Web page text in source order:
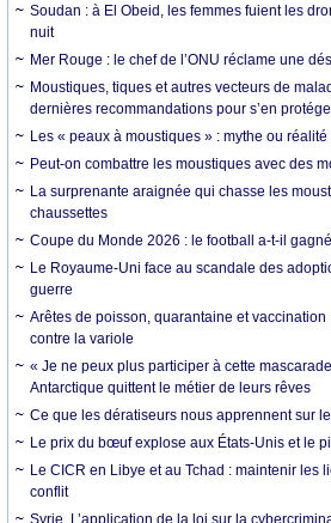
Soudan : à El Obeid, les femmes fuient les
nuit
Mer Rouge : le chef de l’ONU réclame une
Moustiques, tiques et autres vecteurs de
dernières recommandations pour s’en
Les « peaux à moustiques » : mythe ou réalité
Peut-on combattre les moustiques avec des
La surprenante araignée qui chasse les
chaussettes
Coupe du Monde 2026 : le football a-t-il
Le Royaume-Uni face au scandale des
guerre
Arêtes de poisson, quarantaine et
contre la variole
« Je ne peux plus participer à cette
Antarctique quittent le métier de leurs rêves
Ce que les dératiseurs nous apprennent sur
Le prix du bœuf explose aux États-Unis et le
Le CICR en Libye et au Tchad : maintenir les
conflit
Syrie. L’application de la loi sur la